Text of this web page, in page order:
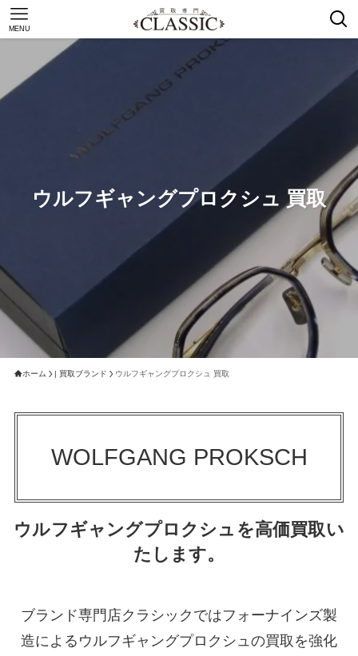
MENU
ウルフギャングプロクシュ 買取
ホーム | 買取ブランド ウルフギャングプロクシュ 買取
WOLFGANG PROKSCH
ウルフギャングプロクシュを高価買取い
たします。
ブランド専門店クラシックではフォーナインズ製
造によるウルフギャングプロクシュの買取を強化